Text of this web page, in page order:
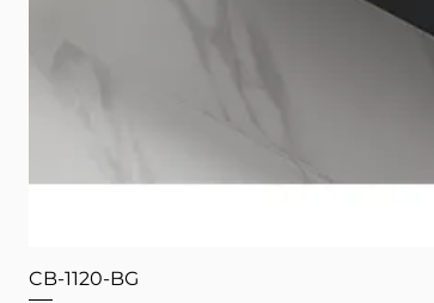
CB-1120-BG